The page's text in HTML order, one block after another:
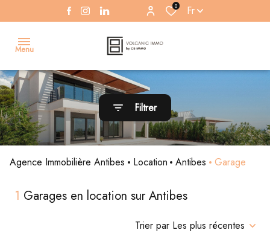
0 Fr
Menu
Accueil
Ventes
Appartements
Antibes
Voir
les
Voir
les
Location
Appartements
Antibes
Voir
les
Voir
les
email
Filtrer
Agence Immobilière Antibes Location Antibes Garage
1 Garages en location sur Antibes
Trier par Les plus récentes